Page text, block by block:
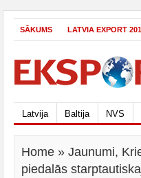
SĀKUMS LATVIA EXPORT
Latvija Baltija NVS
Home » Jaunumi,
piedalās